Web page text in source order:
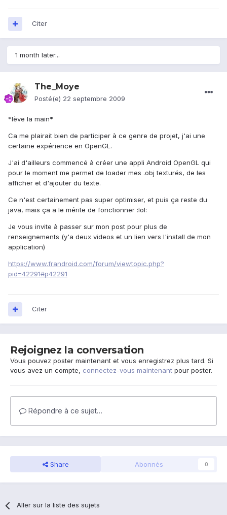
Citer
1 month later...
The_Moye
Posté(e) 22 septembre 2009
*lève la main*
Ca me plairait bien de participer à ce genre de projet, j'ai une
certaine expérience en OpenGL.
J'ai d'ailleurs commencé à créer une appli Android OpenGL qui
pour le moment me permet de loader mes .obj texturés, de les
afficher et d'ajouter du texte.
Ce n'est certainement pas super optimiser, et puis ça reste du
java, mais ça a le mérite de fonctionner :lol:
Je vous invite à passer sur mon post pour plus de
renseignements (y'a deux videos et un lien vers l'install de mon
application)
https://www.frandroid.com/forum/viewtopic.php?
pid=42291#p42291
Citer
Rejoignez la conversation
Vous pouvez poster maintenant et vous enregistrez plus tard. Si
vous avez un compte, connectez-vous maintenant pour poster.
Répondre à ce sujet…
Share Abonnés 0
Aller sur la liste des sujets